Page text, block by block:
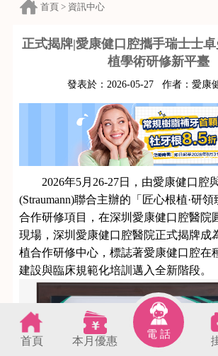
首頁 > 資訊中心
正式揭牌|愛康健口腔攜手瑞士士
植學術研修新平臺
發表於： 2026-05-27 作者： 愛康
2026年5月26-27日，由愛康健口腔
(Straumann)聯合主辦的「匠心根植·研
合作研修項目，在深圳愛康健口腔醫院
現場，深圳愛康健口腔醫院正式揭牌成
植合作研修中心，標誌著愛康健口腔在
建設與臨床規範化培訓邁入全新階段。
首頁 本月優惠
電 話